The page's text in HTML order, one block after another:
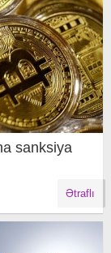
sanksiya
Ətraflı